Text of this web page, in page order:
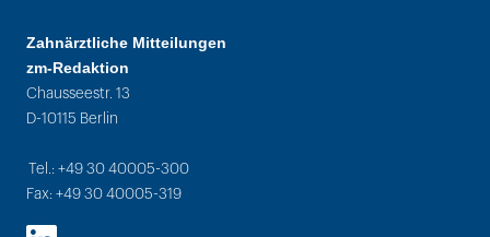
Zahnärztliche Mitteilungen
zm-Redaktion
Chausseestr. 13
D-10115 Berlin
Tel.: +49 30 40005-300
Fax: +49 30 40005-319